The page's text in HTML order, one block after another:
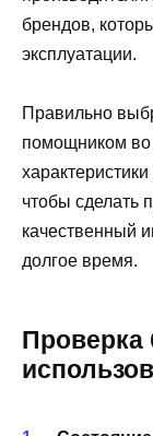
брендов,
эксплуатации.
Правильно
помощником во
чтобы сделать
качественный
долгое время.
Проверка